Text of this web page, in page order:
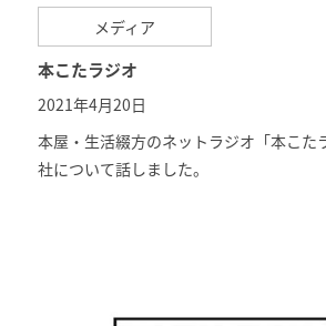
メディア
本こたラジオ
2021年4月20日
本屋・生活綴方のネットラジオ「本こた
社について話しました。